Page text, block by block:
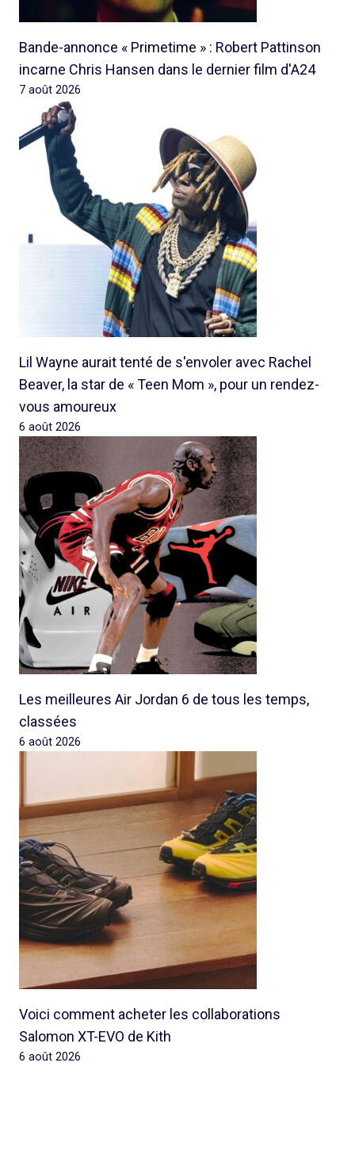
Bande-annonce « Primetime » : Robert Pattinson
incarne Chris Hansen dans le dernier film d'A24
7 août 2026
Lil Wayne aurait tenté de s'envoler avec Rachel
Beaver, la star de « Teen Mom », pour un rendez-
vous amoureux
6 août 2026
Les meilleures Air Jordan 6 de tous les temps,
classées
6 août 2026
Voici comment acheter les collaborations
Salomon XT-EVO de Kith
6 août 2026